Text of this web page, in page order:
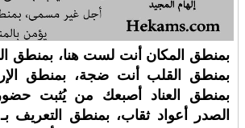
بمنطق المكان أنت لست هنا، بمنطق
بمنطق القلب أنت ضجة، بمنطق
بمنطق العناد أصبعك من يُثبت
الصدر أعواد ثقاب، بمنطق التعريف